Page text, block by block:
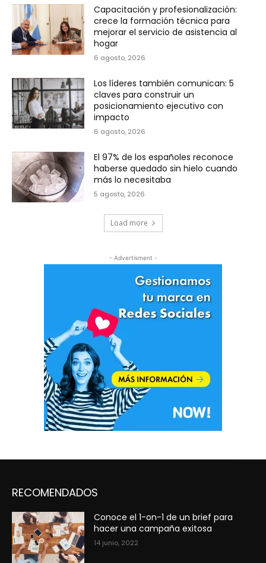
Capacitación y profesionalización:
crece la formación técnica para
mejorar el servicio de asistencia al
hogar
6 agosto, 2026
Los líderes también comunican: 5
claves para construir un
posicionamiento ejecutivo con
impacto
6 agosto, 2026
El 97% de los españoles reconoce
haberse quedado sin hielo cuando
más lo necesitaba
5 agosto, 2026
Load more
- Advertisment -
RECOMENDADOS
Conoce el 1-on-1 de un brief para
hacer una campaña exitosa
14 junio, 2022